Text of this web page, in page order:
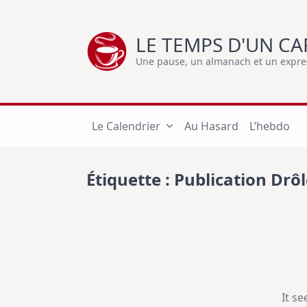
LE TEMPS D'UN
Une pause, un almanach et un
Le Calendrier Au Hasard L’hebdo
Étiquette : Publication
It